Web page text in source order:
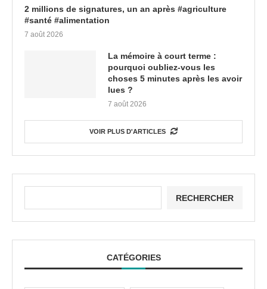
2 millions de signatures, un an après #agriculture
#santé #alimentation
7 août 2026
La mémoire à court terme :
pourquoi oubliez-vous les
choses 5 minutes après les avoir
lues ?
7 août 2026
VOIR PLUS D'ARTICLES
RECHERCHER
CATÉGORIES